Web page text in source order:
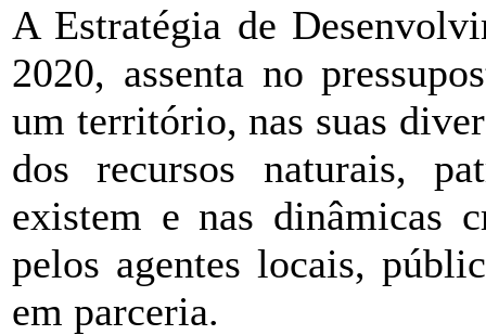
A Estratégia de
2020, assenta no
um território, nas suas
dos recursos naturais,
existem e nas dinâmicas
pelos agentes locais,
em parceria.